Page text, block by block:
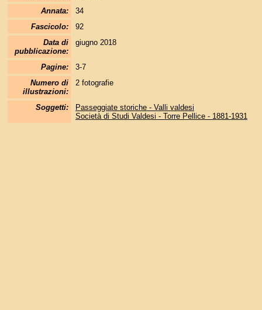
Annata:
34
Fascicolo:
92
Data di
pubblicazione:
giugno 2018
Pagine:
3-7
Numero di
illustrazioni:
2 fotografie
Soggetti:
Passeggiate storiche - Valli valdesi
Società di Studi Valdesi - Torre Pellice - 1881-1931